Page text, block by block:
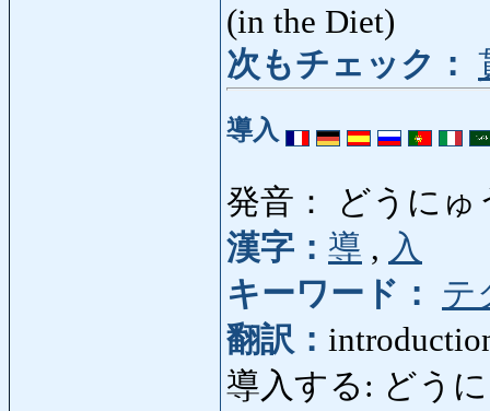
(in the Diet)
次もチェック：
導入
発音： どうにゅ
漢字： 導 , 入
キーワード：
テ
翻訳：
導入する: どう